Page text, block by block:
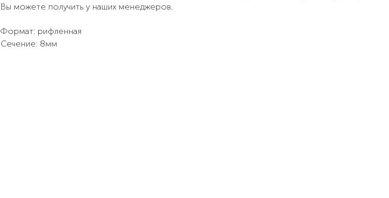
Вы можете получить у наших менеджеров.
Формат: рифленная
Сечение: 8мм